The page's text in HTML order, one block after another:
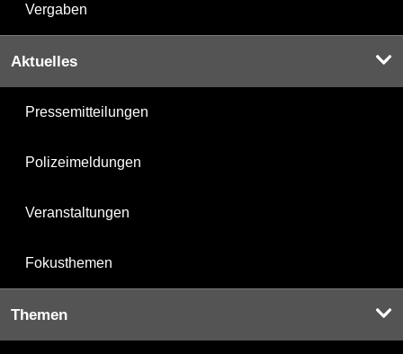
Vergaben
Aktuelles
Pressemitteilungen
Polizeimeldungen
Veranstaltungen
Fokusthemen
Themen